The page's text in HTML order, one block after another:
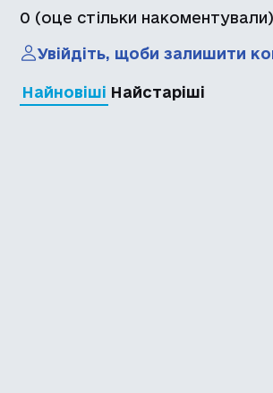
0 (оце стільки накоментували)
Увійдіть, щоби залишити
Найновіші Найстаріші